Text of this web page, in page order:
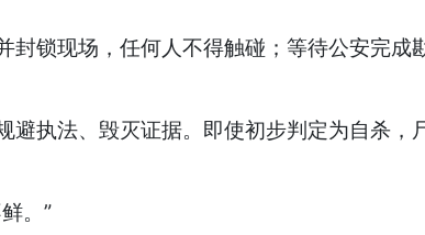
现场，任何人不得触碰；等待公安完成
法、毁灭证据。即使初步判定为自杀，
。”